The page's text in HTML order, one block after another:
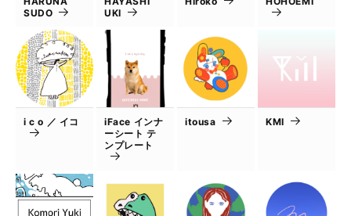
SUDO
UKI
i c o ／ イコ
iFace インナ
ーシート テ
ンプレート
itousa KMI